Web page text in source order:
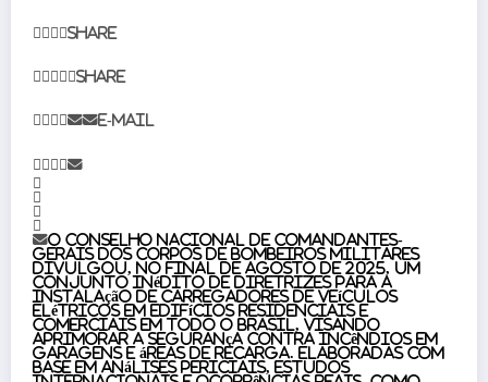
Share
Share
E-mail
O Conselho Nacional de Comandantes-
Gerais dos Corpos de Bombeiros Militares
divulgou, no final de agosto de 2025, um
conjunto inédito de diretrizes para a
instalação de carregadores de veículos
elétricos em edifícios residenciais e
comerciais em todo o Brasil, visando
aprimorar a segurança contra incêndios em
garagens e áreas de recarga. Elaboradas com
base em análises periciais, estudos